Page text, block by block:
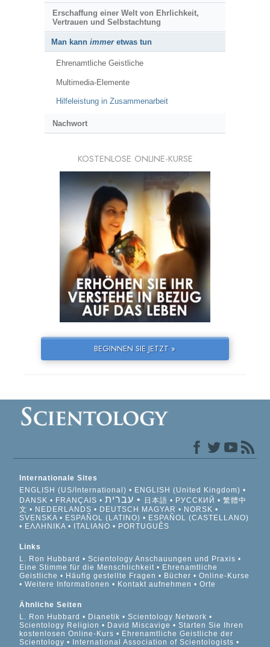
Erschaffung einer Welt von Ehrlichkeit,
Vertrauen und Selbstachtung
Man kann immeretwas tun
Ehrenamtliche Geistliche
Multimedia-Elemente
Hilfeleistung in Zusammenarbeit
Nachwort
KOSTENLOSE ONLINE-KURSE
BEGINNEN SIE JETZT »
Internationale Sites
ENGLISH (US/International)
ENGLISH (United Kingdom)
DANSK
FRANÇAIS עברית 日本語 РУССКИЙ
繁體中
文
NEDERLANDS DEUTSCH MAGYAR
NORSK
SVENSKA
ESPAÑOL (LATINO)
ESPAÑOL (CASTELLANO)
ΕΛΛΗΝΙΚA
ITALIANO PORTUGUÊS
Links
L. Ron Hubbard
Scientology Anschauungen und Praxis
Eine Stimme für die Menschlichkeit
Ehrenamtliche
Geistliche
Häufig gestellte Fragen Bücher
Online-Kurse
Weitere Informationen
Kontakt aufnehmen Orte
Ähnliche Seiten
L. Ron Hubbard
Dianetik
Scientology Network
Scientology Religion
David Miscavige
Starten Sie Ihren
kostenlosen Online-Kurs
Ehrenamtliche Geistliche der
Scientology
International Association of Scientologists